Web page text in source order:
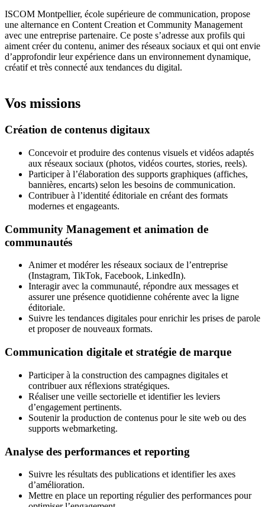
ISCOM Montpellier, école supérieure de communication, propose
une alternance en Content Creation et Community Management
avec une entreprise partenaire. Ce poste s’adresse aux profils qui
aiment créer du contenu, animer des réseaux sociaux et qui ont envie
d’approfondir leur expérience dans un environnement dynamique,
créatif et très connecté aux tendances du digital.
Vos missions
Création de contenus digitaux
Concevoir et produire des contenus visuels et vidéos adaptés
aux réseaux sociaux (photos, vidéos courtes, stories, reels).
Participer à l’élaboration des supports graphiques (affiches,
bannières, encarts) selon les besoins de communication.
Contribuer à l’identité éditoriale en créant des formats
modernes et engageants.
Community Management et animation de
communautés
Animer et modérer les réseaux sociaux de l’entreprise
(Instagram, TikTok, Facebook, LinkedIn).
Interagir avec la communauté, répondre aux messages et
assurer une présence quotidienne cohérente avec la ligne
éditoriale.
Suivre les tendances digitales pour enrichir les prises de parole
et proposer de nouveaux formats.
Communication digitale et stratégie de marque
Participer à la construction des campagnes digitales et
contribuer aux réflexions stratégiques.
Réaliser une veille sectorielle et identifier les leviers
d’engagement pertinents.
Soutenir la production de contenus pour le site web ou des
supports webmarketing.
Analyse des performances et reporting
Suivre les résultats des publications et identifier les axes
d’amélioration.
Mettre en place un reporting régulier des performances pour